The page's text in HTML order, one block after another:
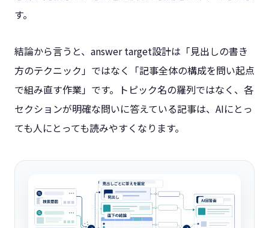
す。
結論から言うと、answer target設計は「見出しの書き
方のテクニック」ではなく「記事全体の構成を問い起点
で組み直す作業」です。トピック名の羅列ではなく、各
セクションが明確な問いに答えている記事は、AIにとっ
ても人にとっても読みやすくなります。